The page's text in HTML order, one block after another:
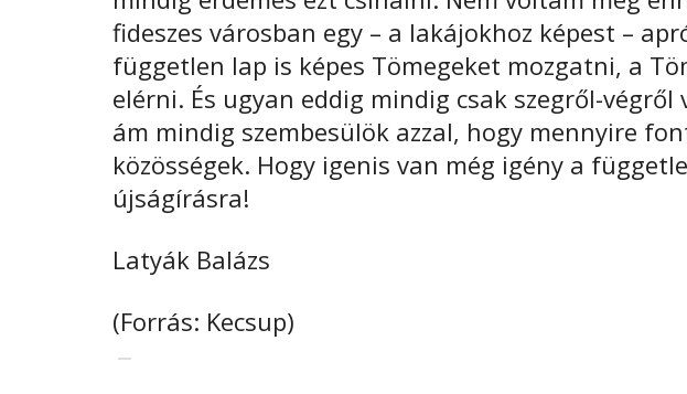
fideszes városban egy – a lakájokhoz képest –
független lap is képes Tömegeket mozgatni, a
elérni. És ugyan eddig mindig csak szegről-
ám mindig szembesülök azzal, hogy mennyire
közösségek. Hogy igenis van még igény a
újságírásra!
Latyák Balázs
(Forrás: Kecsup)